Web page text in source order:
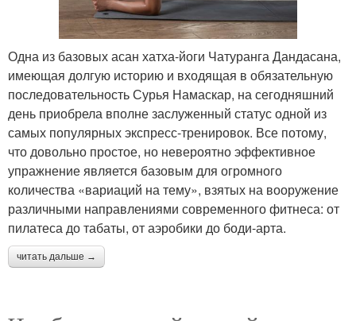
Одна из базовых асан хатха-йоги Чатуранга Дандасана,
имеющая долгую историю и входящая в обязательную
последовательность Сурья Намаскар, на сегодняшний
день приобрела вполне заслуженный статус одной из
самых популярных экспресс-тренировок. Все потому,
что довольно простое, но невероятно эффективное
упражнение является базовым для огромного
количества «вариаций на тему», взятых на вооружение
различными направлениями современного фитнеса: от
пилатеса до табаты, от аэробики до боди-арта.
читать дальше →